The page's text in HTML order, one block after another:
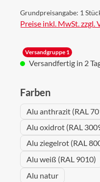
Grundpreisangabe: 1
Preise inkl. MwSt. zzgl.
Versandgruppe 1
Versandfertig in 2
Farbenauswählen
Alu anthrazit (RAL
Alu oxidrot (RAL
Alu ziegelrot (RAL
Alu weiß (RAL 9010)
Alu natur